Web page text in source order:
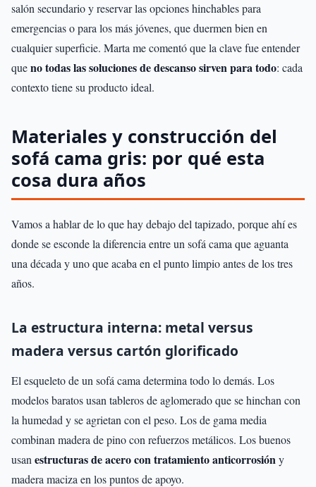
salón secundario y reservar las opciones hinchables para
emergencias o para los más jóvenes, que duermen bien en
cualquier superficie. Marta me comentó que la clave fue entender
queno todas las soluciones de descanso sirven para todo: cada
contexto tiene su producto ideal.
Materiales y construcción del
sofá cama gris: por qué esta
cosa dura años
Vamos a hablar de lo que hay debajo del tapizado, porque ahí es
donde se esconde la diferencia entre un sofá cama que aguanta
una década y uno que acaba en el punto limpio antes de los tres
años.
La estructura interna: metal versus
madera versus cartón glorificado
El esqueleto de un sofá cama determina todo lo demás. Los
modelos baratos usan tableros de aglomerado que se hinchan con
la humedad y se agrietan con el peso. Los de gama media
combinan madera de pino con refuerzos metálicos. Los buenos
usan estructuras de acero con tratamiento anticorrosióny
madera maciza en los puntos de apoyo.